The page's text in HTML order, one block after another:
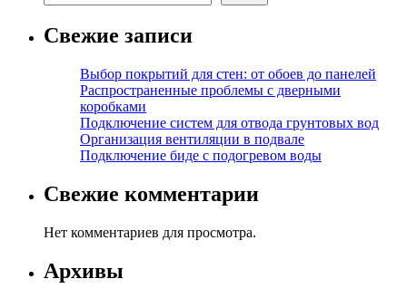
Свежие записи
Выбор покрытий для стен: от обоев до панелей
Распространенные проблемы с дверными
коробками
Подключение систем для отвода грунтовых вод
Организация вентиляции в подвале
Подключение биде с подогревом воды
Свежие комментарии
Нет комментариев для просмотра.
Архивы